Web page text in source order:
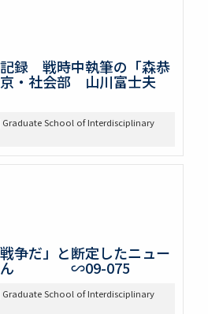
録 戦時中執筆の「森恭
・社会部 山川富士夫
School of Interdisciplinary
争だ」と断定したニュー
さん ∽09-075
School of Interdisciplinary